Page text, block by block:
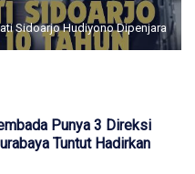
Sidoarjo Hudiyono Dipenjara
Punya 3 Direksi
Tuntut Hadirkan